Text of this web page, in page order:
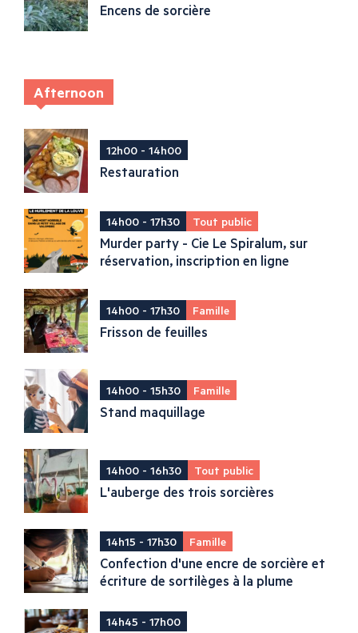
Encens de sorcière
Afternoon
12h00 - 14h00
Restauration
14h00 - 17h30 Tout public
Murder party - Cie Le Spiralum, sur
réservation, inscription en ligne
14h00 - 17h30 Famille
Frisson de feuilles
14h00 - 15h30 Famille
Stand maquillage
14h00 - 16h30 Tout public
L'auberge des trois sorcières
14h15 - 17h30 Famille
Confection d'une encre de sorcière et
écriture de sortilèges à la plume
14h45 - 17h00